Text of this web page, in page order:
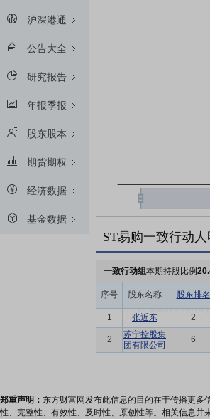
沪深港通
公告大全
研究报告
年报季报
股东股本
期货期权
经济数据
基金数据
ST易购一致行动人
一致行动组本期持股比例
序号 股东名称 股东排名
1 张近东 2
2
苏宁控股集
团有限公司
6
郑重声明： 东方财富网发布此信息的目的在于传播更
性、完整性、有效性、及时性、原创性等。相关信息